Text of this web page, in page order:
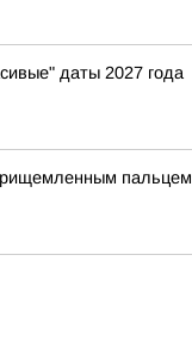
даты 2027 года
пальцем